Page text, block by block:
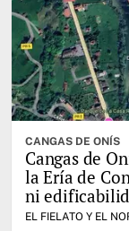
CANGAS DE ONÍS
Cangas de
la Ería de
ni
EL FIELATO Y EL